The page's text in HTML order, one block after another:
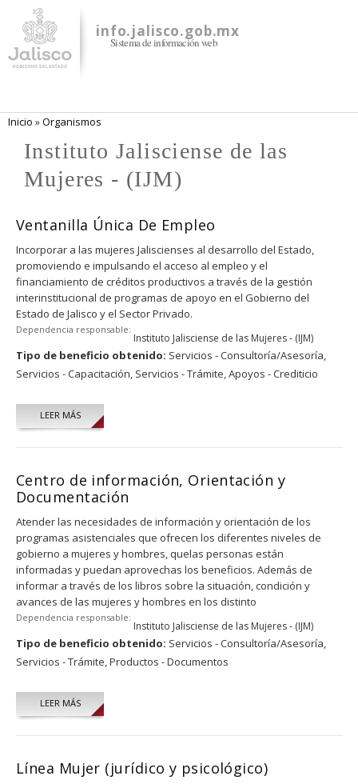
contenido
principal
info.jalisco.gob.mx
Sistema de información web
Se encuentra usted aquí
Inicio »Organismos
Instituto Jalisciense de las
Mujeres - (IJM)
Ventanilla Única De Empleo
Incorporar a las mujeres Jaliscienses al desarrollo del Estado,
promoviendo e impulsando el acceso al empleo y el
financiamiento de créditos productivos a través de la gestión
interinstitucional de programas de apoyo en el Gobierno del
Estado de Jalisco y el Sector Privado.
Dependencia responsable:
Instituto Jalisciense de las Mujeres - (IJM)
Tipo de beneficio obtenido: Servicios - Consultoría/Asesoría,
Servicios - Capacitación, Servicios - Trámite, Apoyos - Crediticio
LEER MÁS
Centro de información, Orientación y
Documentación
Atender las necesidades de información y orientación de los
programas asistenciales que ofrecen los diferentes niveles de
gobierno a mujeres y hombres, quelas personas están
informadas y puedan aprovechas los beneficios. Además de
informar a través de los libros sobre la situación, condición y
avances de las mujeres y hombres en los distinto
Dependencia responsable:
Instituto Jalisciense de las Mujeres - (IJM)
Tipo de beneficio obtenido: Servicios - Consultoría/Asesoría,
Servicios - Trámite, Productos - Documentos
LEER MÁS
Línea Mujer (jurídico y psicológico)